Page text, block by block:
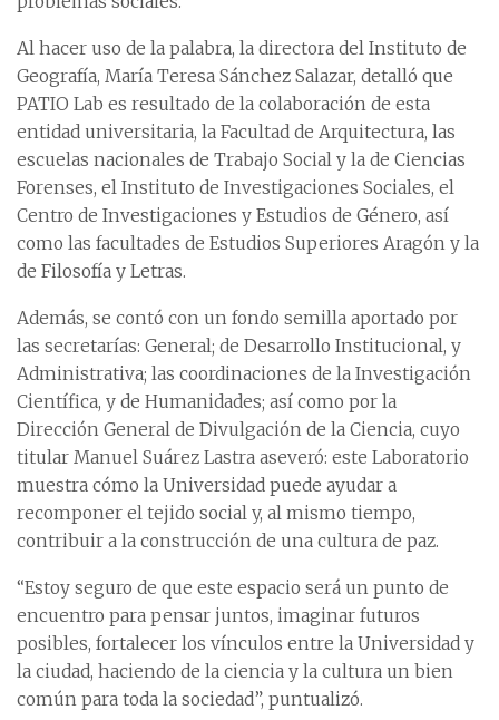
Al hacer uso de la palabra, la directora del Instituto de
Geografía, María Teresa Sánchez Salazar, detalló que
PATIO Lab es resultado de la colaboración de esta
entidad universitaria, la Facultad de Arquitectura, las
escuelas nacionales de Trabajo Social y la de Ciencias
Forenses, el Instituto de Investigaciones Sociales, el
Centro de Investigaciones y Estudios de Género, así
como las facultades de Estudios Superiores Aragón y la
de Filosofía y Letras.
Además, se contó con un fondo semilla aportado por
las secretarías: General; de Desarrollo Institucional, y
Administrativa; las coordinaciones de la Investigación
Científica, y de Humanidades; así como por la
Dirección General de Divulgación de la Ciencia, cuyo
titular Manuel Suárez Lastra aseveró: este Laboratorio
muestra cómo la Universidad puede ayudar a
recomponer el tejido social y, al mismo tiempo,
contribuir a la construcción de una cultura de paz.
“Estoy seguro de que este espacio será un punto de
encuentro para pensar juntos, imaginar futuros
posibles, fortalecer los vínculos entre la Universidad y
la ciudad, haciendo de la ciencia y la cultura un bien
común para toda la sociedad”, puntualizó.